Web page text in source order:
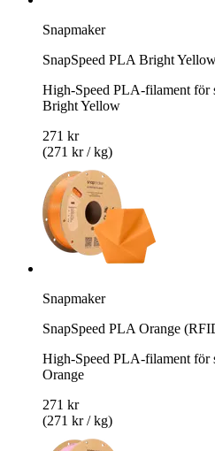
Snapmaker
SnapSpeed PLA Bright
High-Speed PLA-filament för
Bright Yellow
271 kr
(271 kr / kg)
Snapmaker
SnapSpeed PLA Orange
High-Speed PLA-filament för
Orange
271 kr
(271 kr / kg)